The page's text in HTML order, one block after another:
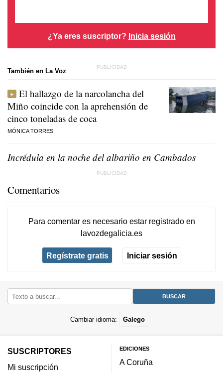
¿Ya eres suscriptor? Inicia sesión
También en La Voz
El hallazgo de la narcolancha del
Miño coincide con la aprehensión de
cinco toneladas de coca
MÓNICA TORRES
Incrédula en la noche del albariño en Cambados
Comentarios
Para comentar es necesario estar registradoen
lavozdegalicia.es
Regístrate gratis Iniciar sesión
Cambiar idioma: Galego
SUSCRIPTORES
Mi suscripción
EDICIONES
A Coruña